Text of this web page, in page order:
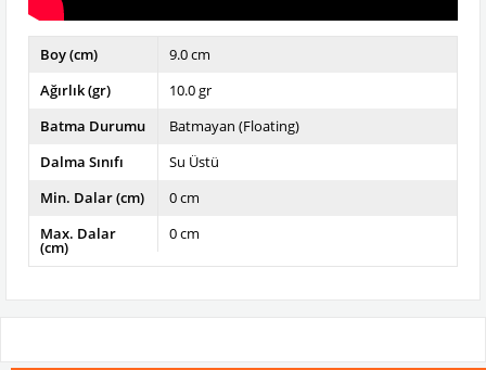
Boy (cm)
9.0 cm
Ağırlık (gr)
10.0 gr
Batma Durumu
Batmayan (Floating)
Dalma Sınıfı
Su Üstü
Min. Dalar (cm)
0 cm
Max. Dalar
(cm)
0 cm